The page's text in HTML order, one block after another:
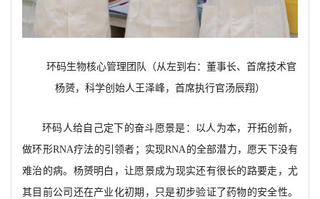
环码生物核心管理团队（从左到右：董事长、首席技术官
杨赟，科学创始人王泽峰，首席执行官汤辰翔）
环码人给自己定下的奋斗愿景是：以人为本，开拓创新，
做环形RNA疗法的引领者；实现RNA的全部潜力，愿天下没有
难治的病。杨赟明白，让愿景成为现实还有很长的路要走，尤
其目前公司还在产业化初期，只是初步验证了药物的安全性。